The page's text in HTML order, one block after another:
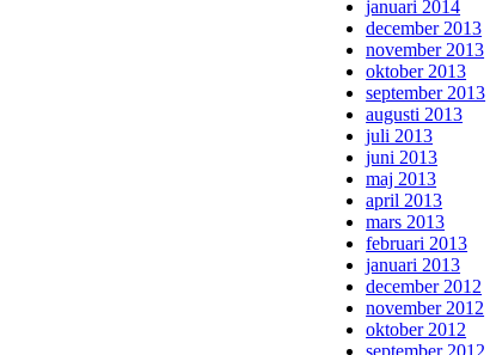
januari 2014
december 2013
november 2013
oktober 2013
september 2013
augusti 2013
juli 2013
juni 2013
maj 2013
april 2013
mars 2013
februari 2013
januari 2013
december 2012
november 2012
oktober 2012
september 2012